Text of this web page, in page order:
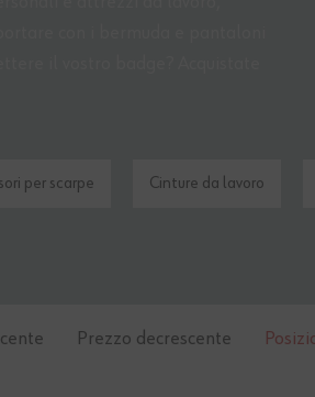
per scarpe Cinture da lavoro
Prezzo decrescente